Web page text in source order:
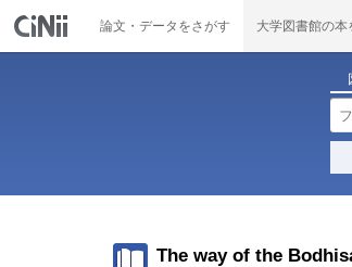
論文・データをさがす 大学図書館の本
The way of the